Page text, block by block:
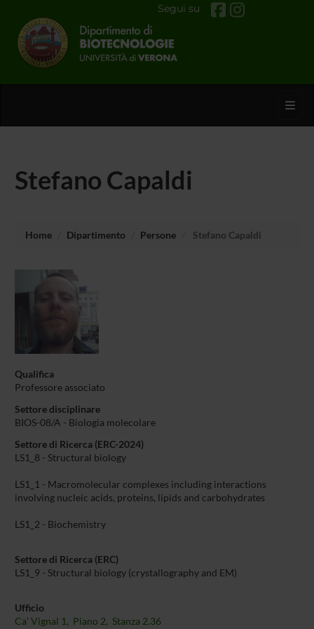
Segui su
Stefano Capaldi
Home Dipartimento Persone Stefano Capaldi
Qualifica
Professore associato
Settore disciplinare
BIOS-08/A - Biologia molecolare
Settore di Ricerca (ERC-2024)
LS1_8 - Structural biology
LS1_1 - Macromolecular complexes including interactions
involving nucleic acids, proteins, lipids and carbohydrates
LS1_2 - Biochemistry
Settore di Ricerca (ERC)
LS1_9 - Structural biology (crystallography and EM)
Ufficio
Ca' Vignal 1, Piano 2, Stanza 2.36